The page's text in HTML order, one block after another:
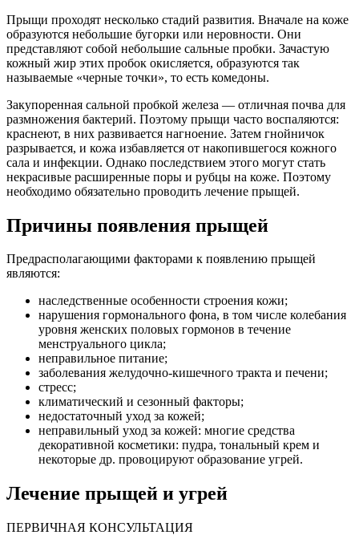
Прыщи проходят несколько стадий развития. Вначале на коже
образуются небольшие бугорки или неровности. Они
представляют собой небольшие сальные пробки. Зачастую
кожный жир этих пробок окисляется, образуются так
называемые «черные точки», то есть комедоны.
Закупоренная сальной пробкой железа — отличная почва для
размножения бактерий. Поэтому прыщи часто воспаляются:
краснеют, в них развивается нагноение. Затем гнойничок
разрывается, и кожа избавляется от накопившегося кожного
сала и инфекции. Однако последствием этого могут стать
некрасивые расширенные поры и рубцы на коже. Поэтому
необходимо обязательно проводить лечение прыщей.
Причины появления прыщей
Предрасполагающими факторами к появлению прыщей
являются:
наследственные особенности строения кожи;
нарушения гормонального фона, в том числе колебания
уровня женских половых гормонов в течение
менструального цикла;
неправильное питание;
заболевания желудочно-кишечного тракта и печени;
стресс;
климатический и сезонный факторы;
недостаточный уход за кожей;
неправильный уход за кожей: многие средства
декоративной косметики: пудра, тональный крем и
некоторые др. провоцируют образование угрей.
Лечение прыщей и угрей
ПЕРВИЧНАЯ КОНСУЛЬТАЦИЯ